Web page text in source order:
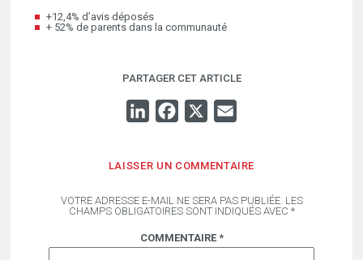
+12,4% d’avis déposés
+ 52% de parents dans la communauté
PARTAGER CET ARTICLE
LINKEDINFACEBOOK
LAISSER UN COMMENTAIRE
VOTRE ADRESSE E-MAIL NE SERA PAS PUBLIÉE. LES
CHAMPS OBLIGATOIRES SONT INDIQUÉS AVEC *
COMMENTAIRE *